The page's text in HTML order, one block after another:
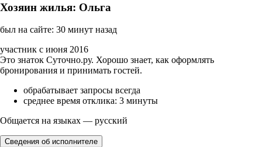
Хозяин жилья: Ольга
был на сайте: 30 минут назад
участник с июня 2016
Это знаток Суточно.ру. Хорошо знает, как оформлять
бронирования и принимать гостей.
обрабатывает запросы всегда
среднее время отклика: 3 минуты
Общается на языках — русский
Сведения об исполнителе